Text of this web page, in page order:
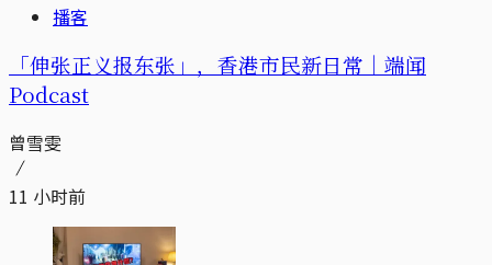
播客
「伸张正义报东张」，香港市民新日常｜端闻
Podcast
曾雪雯
11 小时前